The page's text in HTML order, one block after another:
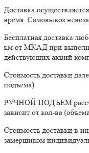
Доставка
время. Самовывоз
Бесплатная доставка
км от МКАД при
действующих акций
Стоимость доставки
подъема)
РУЧНОЙ ПОДЪЕМ
зависит от кол-ва
Стоимость доставки в
замерщиком